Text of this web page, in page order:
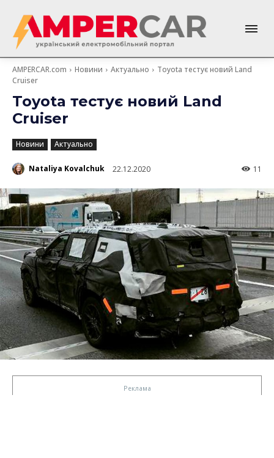
AMPERCAR.com Новини Актуально
Toyota тестує новий Land
Cruiser
Toyota тестує новий Land
Cruiser
Новини Актуально
Nataliya Kovalchuk 22.12.2020 11